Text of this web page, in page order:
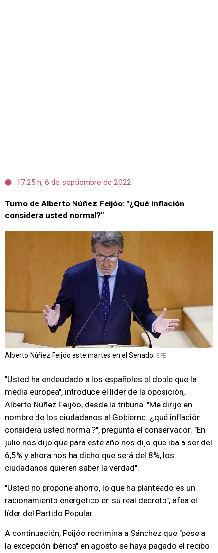
17:25 h, 6 de septiembre de 2022
Turno de Alberto Núñez Feijóo: "¿Qué inflación
considera usted normal?"
Alberto Núñez Feijóo este martes en el Senado. EFE
"Usted ha endeudado a los españoles el doble que la
media europea", introduce el líder de la oposición,
Alberto Núñez Feijóo, desde la tribuna. "Me dirijo en
nombre de los ciudadanos al Gobierno: ¿qué inflación
considera usted normal?", pregunta el conservador. "En
julio nos dijo que para este año nos dijo que iba a ser del
6,5% y ahora nos ha dicho que será del 8%, los
ciudadanos quieren saber la verdad".
"Usted no propone ahorro, lo que ha planteado es un
racionamiento energético en su real decreto", afea el
líder del Partido Popular.
A continuación, Feijóo recrimina a Sánchez que "pese a
la excepción ibérica" en agosto se haya pagado el recibo